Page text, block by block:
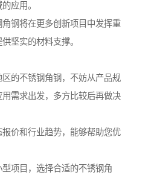
应用。
钢将在更多创新项目中发挥重
坚实的材料支撑。
的不锈钢角钢，不妨从产品规
需求出发，多方比较后再做决
报价和行业趋势，能够帮助您优
项目，选择合适的不锈钢角